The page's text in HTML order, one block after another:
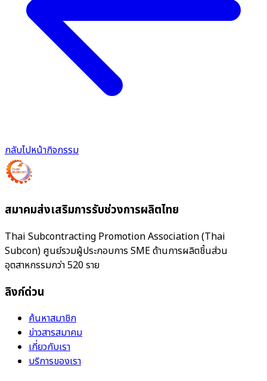
กลับไปหน้ากิจกรรม
สมาคมส่งเสริมการรับช่วงการผลิตไทย
Thai Subcontracting Promotion Association (Thai
Subcon) ศูนย์รวมผู้ประกอบการ SME ด้านการผลิตชิ้นส่วน
อุตสาหกรรมกว่า 520 ราย
ลิงก์ด่วน
ค้นหาสมาชิก
ข่าวสารสมาคม
เกี่ยวกับเรา
บริการของเรา